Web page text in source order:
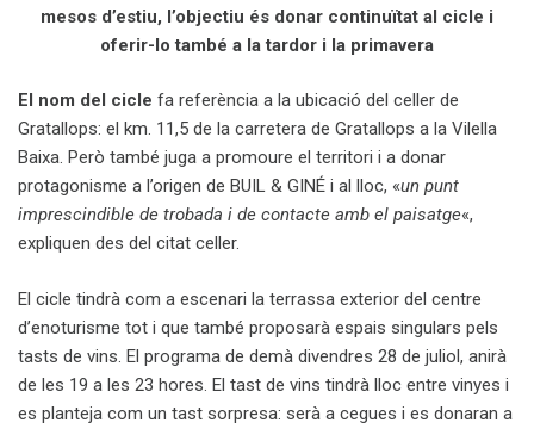
mesos d’estiu, l’objectiu és donar continuïtat al cicle i
oferir-lo també a la tardor i la primavera
El nom del cicle fa referència a la ubicació del celler de
Gratallops: el km. 11,5 de la carretera de Gratallops a la Vilella
Baixa. Però també juga a promoure el territori i a donar
protagonisme a l’origen de BUIL & GINÉ i al lloc, «un punt
imprescindible de trobada i de contacte amb el paisatge«,
expliquen des del citat celler.
El cicle tindrà com a escenari la terrassa exterior del centre
d’enoturisme tot i que també proposarà espais singulars pels
tasts de vins. El programa de demà divendres 28 de juliol, anirà
de les 19 a les 23 hores. El tast de vins tindrà lloc entre vinyes i
es planteja com un tast sorpresa: serà a cegues i es donaran a